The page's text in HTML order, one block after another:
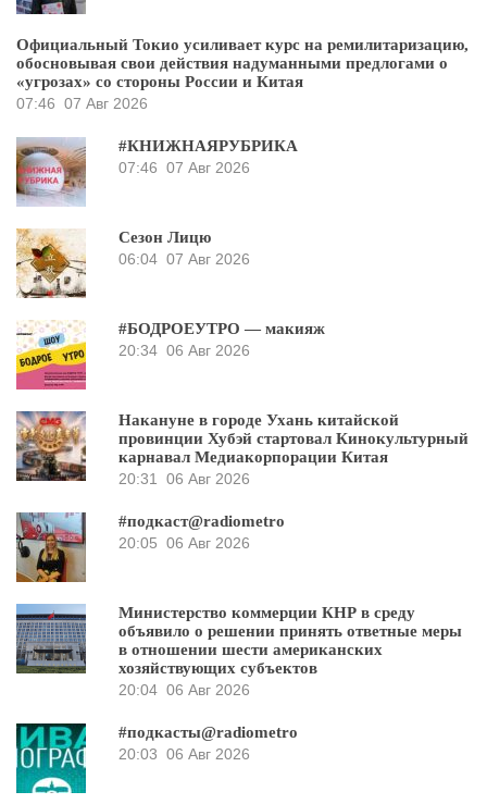
Официальный Токио усиливает курс на ремилитаризацию,
обосновывая свои действия надуманными предлогами о
«угрозах» со стороны России и Китая
07:46 07 Авг 2026
#КНИЖНАЯРУБРИКА
07:46 07 Авг 2026
Сезон Лицю
06:04 07 Авг 2026
#БОДРОЕУТРО — макияж
20:34 06 Авг 2026
Накануне в городе Ухань китайской
провинции Хубэй стартовал Кинокультурный
карнавал Медиакорпорации Китая
20:31 06 Авг 2026
#подкаст@radiometro
20:05 06 Авг 2026
Министерство коммерции КНР в среду
объявило о решении принять ответные меры
в отношении шести американских
хозяйствующих субъектов
20:04 06 Авг 2026
#подкасты@radiometro
20:03 06 Авг 2026